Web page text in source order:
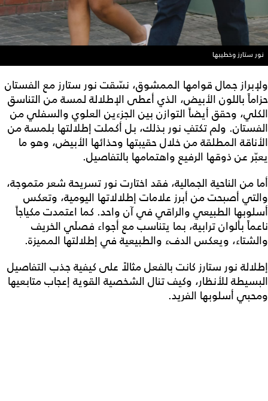
نور ستارز وخطيبها
ولإبراز جمال قوامها الممشوق، نسّقت نور ستارز مع الفستان
حزاماً باللون الأبيض، الذي أعطى الإطلالة لمسة من التناسق
الكلي، وحقق أيضاً التوازن بين الجزءين العلوي والسفلي من
الفستان. ولم تكتفِ نور بذلك، بل أكملت إطلالتها بلمسة من
الأناقة المطلقة من خلال حقيبتها وحذائها الأبيض، وهو ما
يعبّر عن ذوقها الرفيع واهتمامها بالتفاصيل.
أما من الناحية الجمالية، فقد اختارت نور تسريحة شعر متموجة،
والتي أصبحت من أبرز علامات إطلالاتها اليومية، وتعكس
أسلوبها الطبيعي والراقي في آن واحد. كما اعتمدت مكياجاً
ناعماً بألوان ترابية، بما يتناسب مع أجواء فصلَي الخريف
والشتاء، ويعكس الدفء والطبيعية في إطلالتها المميزة.
إطلالة نور ستارز كانت بالفعل مثالاً على كيفية جذب التفاصيل
البسيطة للأنظار، وكيف تنال الشخصية القوية إعجاب متابعيها
ومحبي أسلوبها الفريد.